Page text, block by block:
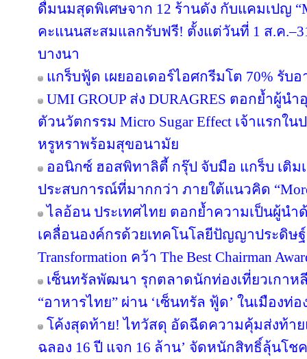
ดื่มนมสุดพิเศษจาก 12 ร้านดัง กับแคมเปญ
คะแนนสะสมแลกรับฟรี! ตั้งแต่วันที่ 1 ส.ค
บางนา
แกร็บฟู้ด เผยออเดอร์ไอศกรีมโต 70% รับอ
UMI GROUP ส่ง DURAGRES ตอกย้ำผู้น
ตัวนวัตกรรม Micro Sugar Effect เจ้าแรกใ
หรูหราพร้อมสุขอนามัย
ออนิกซ์ ฮอสพิทาลิตี้ กรุ๊ป จับมือ แกร็บ เติม
ประสบการณ์ที่มากกว่า ภายใต้แนวคิด “More
ไลอ้อน ประเทศไทย ตอกย้ำความเป็นผู้น
เคลื่อนองค์กรด้วยเทคโนโลยีปัญญาประดิษฐ์
Transformation คว้า The Best Chairman
เซ็นทรัลพัฒนา รุกตลาดนักท่องเที่ยวเกาห
“อาหารไทย” ผ่าน ‘เซ็นทรัล ฟู้ด’ ในเมืองท่อ
โค้งสุดท้าย! ไทวัสดุ อัดฉีดความคุ้มส่งท้า
ฉลอง 16 ปี แจก 16 ล้าน’ จัดหนักสิทธิ์ลุ้นโ